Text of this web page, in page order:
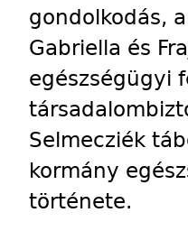
gondolkodás,
Gabriella és
egészségügyi
Selmecziék
kormány
története.